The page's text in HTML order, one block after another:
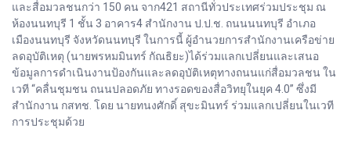
และสื่อมวลชนกว่า 150 คน จาก421 สถานีทั่วประเทศร่วมประชุม ณ
ห้องนนทบุรี 1 ชั้น 3 อาคาร4 สำนักงาน ป.ป.ช. ถนนนนทบุรี อำเภอ
เมืองนนทบุรี จังหวัดนนทบุรี ในการนี้ ผู้อำนวยการสำนักงานเครือข่าย
ลดอุบัติเหตุ (นายพรหมมินทร์ กัณธิยะ)ได้ร่วมแลกเปลี่ยนและเสนอ
ข้อมูลการดำเนินงานป้องกันและลดอุบัติเหตุทางถนนแก่สื่อมวลชน ใน
เวที “คลื่นชุมชน ถนนปลอดภัย ทางรอดของสื่อวิทยุในยุค 4.0” ซึ่งมี
สำนักงาน กสทช. โดย นายทนงศักดิ์ สุขะมินทร์ ร่วมแลกเปลี่ยนในเวที
การประชุมด้วย